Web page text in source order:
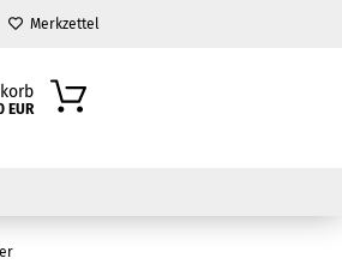
Merkzettel
EUR